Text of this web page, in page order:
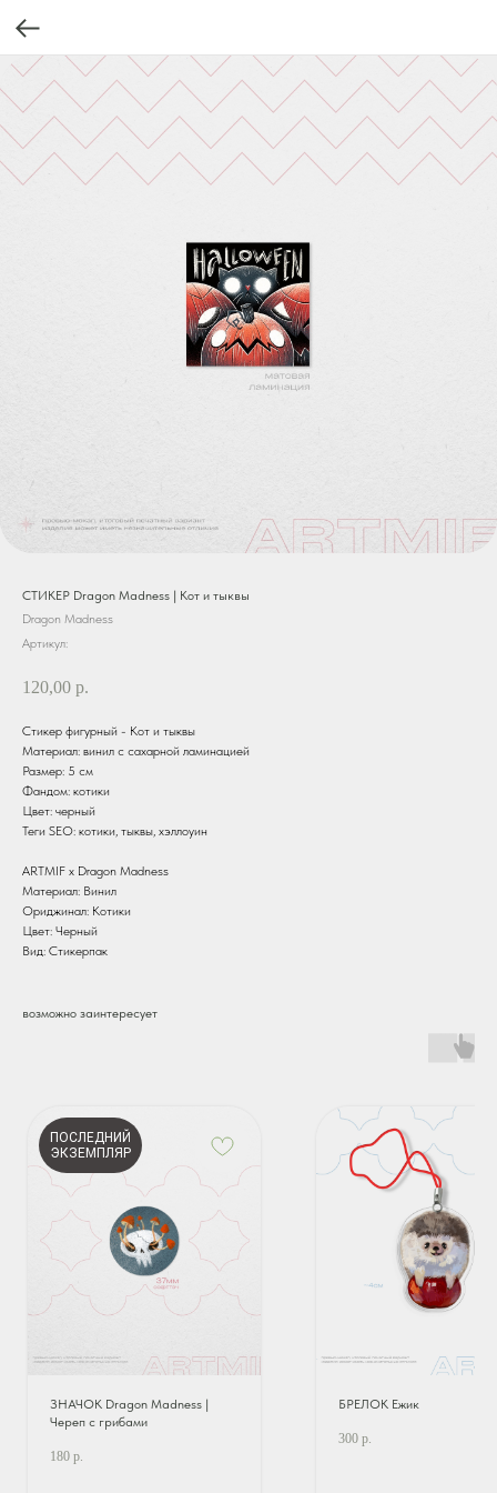
СТИКЕР Dragon Madness | Кот и тыквы
Dragon Madness
Артикул:
120,00 р.
Стикер фигурный - Кот и тыквы
Материал: винил с сахарной ламинацией
Размер: 5 см
Фандом: котики
Цвет: черный
Теги SEO: котики, тыквы, хэллоуин
ARTMIF х Dragon Madness
Материал: Винил
Ориджинал: Котики
Цвет: Черный
Вид: Стикерпак
возможно заинтересует
ПОСЛЕДНИЙ
ЭКЗЕМПЛЯР
ЗНАЧОК Dragon Madness |
Череп с грибами
180 р.
БРЕЛОК Ежик
300 р.